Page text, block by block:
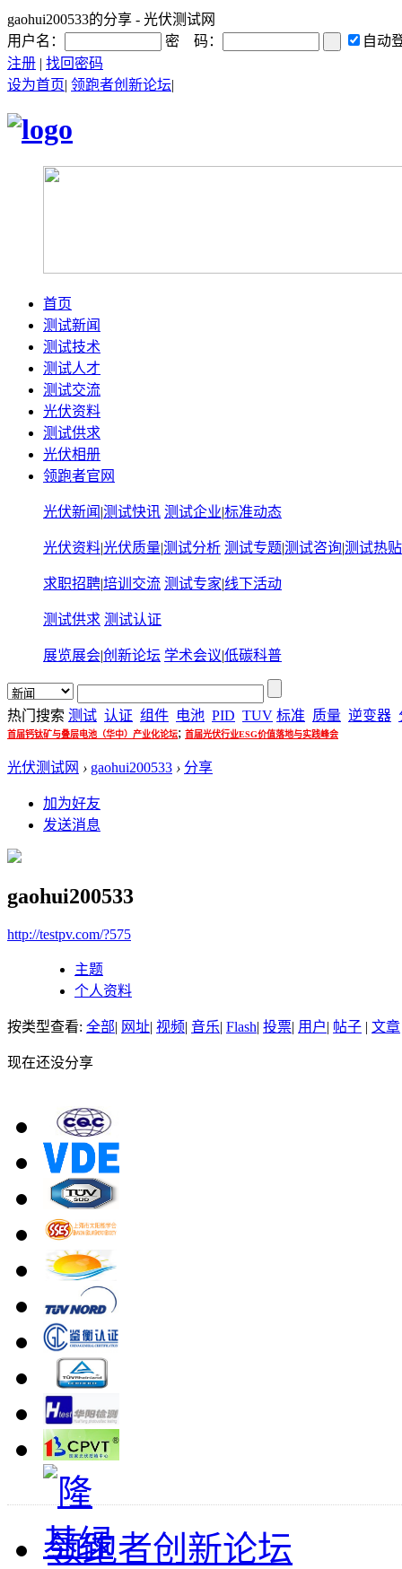
gaohui200533的分享 - 光伏测试网
用户名：
密 码：
自动
注册 | 找回密码
设为首页| 领跑者创新论坛|
首页
测试新闻
测试技术
测试人才
测试交流
光伏资料
测试供求
光伏相册
领跑者官网
光伏新闻 |测试快讯 测试企业|标准动态
光伏资料|光伏质量|测试分析 测试专题|测试咨询|测试热贴
求职招聘|培训交流 测试专家|线下活动
测试供求 测试认证
展览展会|创新论坛 学术会议|低碳科普
热门搜索 测试 认证 组件 电池 PID TUV 标准 质量 逆变器
首届钙钛矿与叠层电池（华中）产业化论坛; 首届光伏行业ESG价值落地与实践峰会
光伏测试网 › gaohui200533 › 分享
加为好友
发送消息
gaohui200533
http://testpv.com/?575
主题
个人资料
按类型查看: 全部| 网址| 视频| 音乐| Flash| 投票| 用户| 帖子 | 文章
现在还没分享
领跑者创新论坛